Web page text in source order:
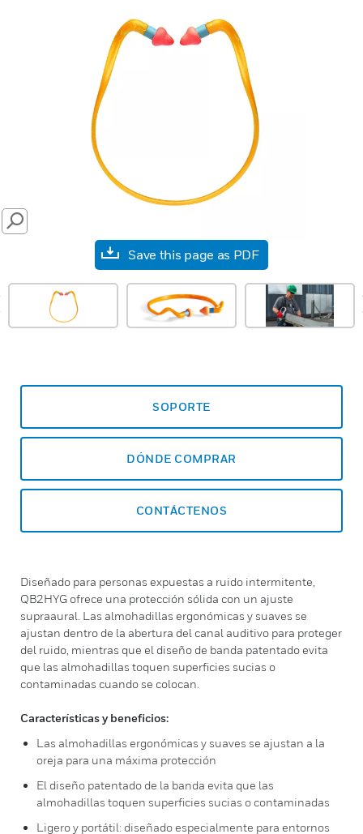
SEARCH
Save this page as PDF
SOPORTE
DÓNDE COMPRAR
CONTÁCTENOS
Diseñado para personas expuestas a ruido intermitente,
QB2HYG ofrece una protección sólida con un ajuste
supraaural. Las almohadillas ergonómicas y suaves se
ajustan dentro de la abertura del canal auditivo para proteger
del ruido, mientras que el diseño de banda patentado evita
que las almohadillas toquen superficies sucias o
contaminadas cuando se colocan.
Características y beneficios:
Las almohadillas ergonómicas y suaves se ajustan a la
oreja para una máxima protección
El diseño patentado de la banda evita que las
almohadillas toquen superficies sucias o contaminadas
Ligero y portátil: diseñado especialmente para entornos